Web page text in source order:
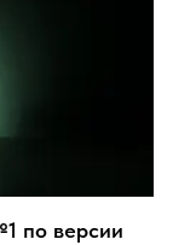
по версии